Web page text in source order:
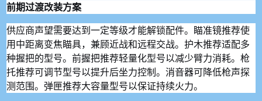
前期过渡改装方案
供应商声望需要达到一定等级才能解锁配件。瞄准镜推荐使
用中距离变焦瞄具，兼顾近战和远程交战。护木推荐适配多
种握把的型号。前握把推荐轻量化型号以减少臂力消耗。枪
托推荐可调节型号以提升后坐力控制。消音器可降低枪声探
测范围。弹匣推荐大容量型号以保证持续火力。